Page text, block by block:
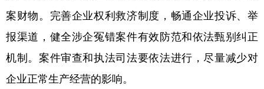
案财物。完善企业权利救济制度，畅通企业投诉、举
报渠道，健全涉企冤错案件有效防范和依法甄别纠正
机制。案件审查和执法司法要依法进行，尽量减少对
企业正常生产经营的影响。